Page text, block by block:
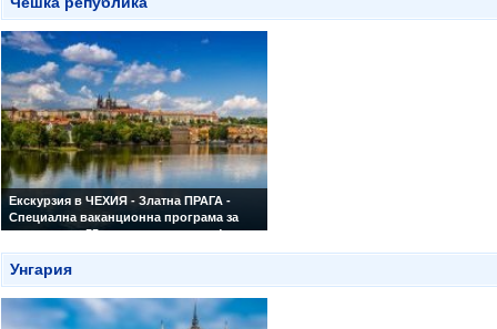
7 нощувки на база полупансион.
Със самолет и обслужване на
Екскурзия в ЧЕХИЯ - Златна ПРАГА -
Специална ваканционна програма за
туристи над 55 години и приятели!
Екскурзия с автобус без нощни преходи,
4 нощувки в Прага
Унгария